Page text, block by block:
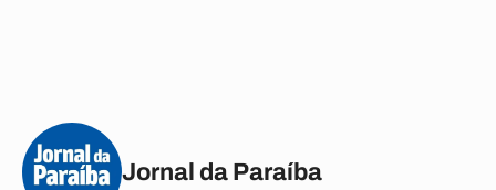
Jornal da Paraíba